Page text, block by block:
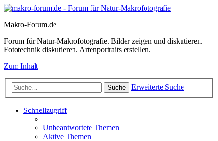
Makro-Forum.de
Forum für Natur-Makrofotografie. Bilder zeigen und diskutieren.
Fototechnik diskutieren. Artenportraits erstellen.
Zum Inhalt
Suche Erweiterte Suche
Schnellzugriff
Unbeantwortete Themen
Aktive Themen